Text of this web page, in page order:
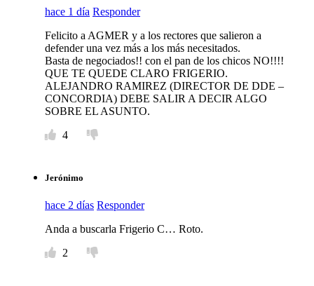
hace 1 día Responder
Felicito a AGMER y a los rectores que salieron a
defender una vez más a los más necesitados.
Basta de negociados!! con el pan de los chicos NO!!!!
QUE TE QUEDE CLARO FRIGERIO.
ALEJANDRO RAMIREZ (DIRECTOR DE DDE –
CONCORDIA) DEBE SALIR A DECIR ALGO
SOBRE EL ASUNTO.
4
Jerónimo
hace 2 días Responder
Anda a buscarla Frigerio C… Roto.
2